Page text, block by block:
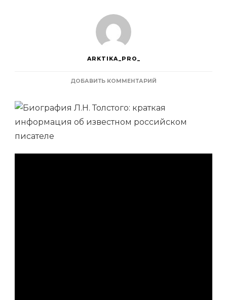
ARKTIKA_PRO_
ДОБАВИТЬ КОММЕНТАРИЙ
Л.Н.
ТОЛСТОГО
—
ОБ